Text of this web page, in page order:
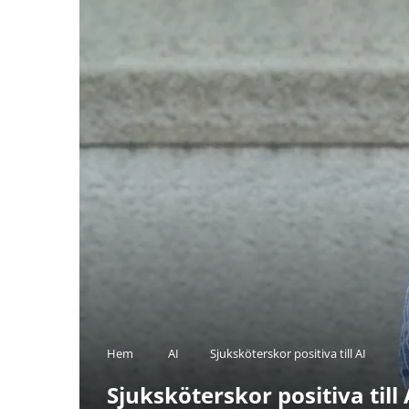
Hem AI Sjuksköterskor positiva till AI
Sjuksköterskor positiva till